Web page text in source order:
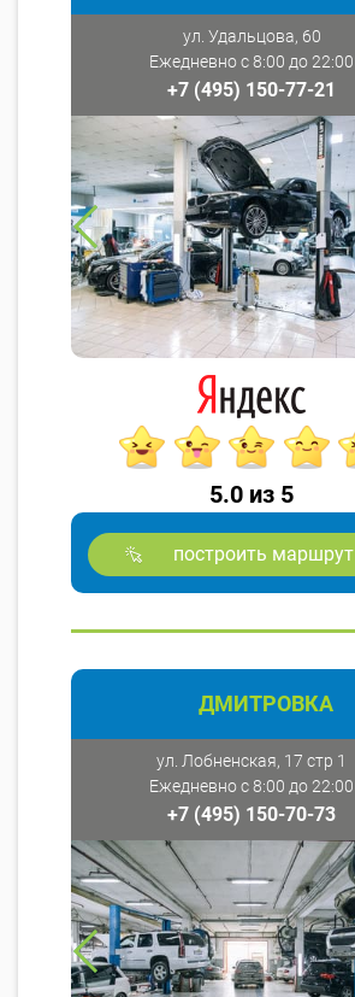
ул. Удальцова, 60
Ежедневно с 8:00 до 22:00
+7 (495) 150-77-21
5.0 из 5
построить маршрут
ДМИТРОВКА
ул. Лобненская, 17 стр 1
Ежедневно с 8:00 до 22:00
+7 (495) 150-70-73